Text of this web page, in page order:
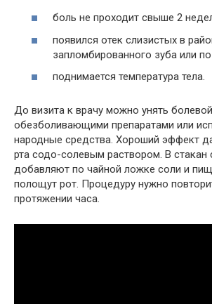
боль не проходит свыше 2
появился отек слизистых в
запломбированного зуба или
поднимается температура тела.
До визита к врачу можно унять
обезболивающими препаратами или
народные средства. Хороший эффект
рта содо-солевым раствором. В стакан
добавляют по чайной ложке соли и
полощут рот. Процедуру нужно
протяжении часа.